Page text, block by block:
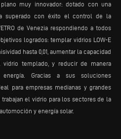
muy innovador: dotado con una
superado con éxito el control de la
de Venezia respondiendo a todos
logrados: templar vidrios LOW-E
hasta 0,01, aumentar la capacidad
templado, y reducir de manera
Gracias a sus soluciones
para empresas medianas y grandes
el vidrio para los sectores de la
y energía solar.